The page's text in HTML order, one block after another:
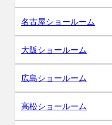
名古屋ショールーム
大阪ショールーム
広島ショールーム
高松ショールーム